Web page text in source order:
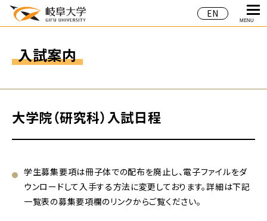
EN
MENU
入試案内
大学院（研究科）入試日程
学生募集要項は冊子体での配布を廃止し、電子ファイルをダ
ウンロードして入手する方法に変更しております。詳細は下記
一覧表の募集要項欄のリンクからご覧ください。